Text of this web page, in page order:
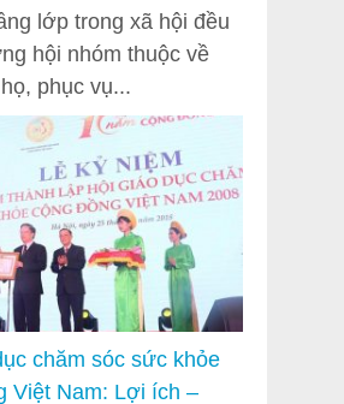
lớp trong xã hội đều
hội nhóm thuộc về
phục vụ...
chăm sóc sức khỏe
Việt Nam: Lợi ích –